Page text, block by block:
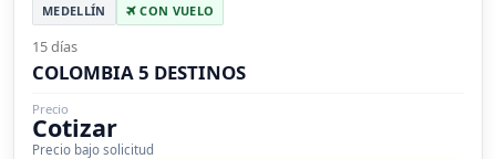
MEDELLÍN CON VUELO
15 días
COLOMBIA 5 DESTINOS
Precio
Cotizar
Precio bajo solicitud